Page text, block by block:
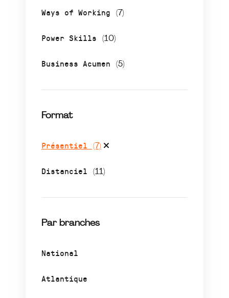
Ways of Working (7)
Power Skills (10)
Business Acumen (5)
Format
Présentiel (7)
Distanciel (11)
Par branches
National
Atlantique